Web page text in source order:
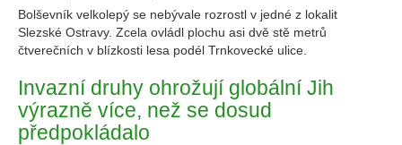
Bolševník velkolepý se nebývale rozrostl v jedné z lokalit
Slezské Ostravy. Zcela ovládl plochu asi dvě stě metrů
čtverečních v blízkosti lesa podél Trnkovecké ulice.
Invazní druhy ohrožují globální Jih
výrazně více, než se dosud
předpokládalo